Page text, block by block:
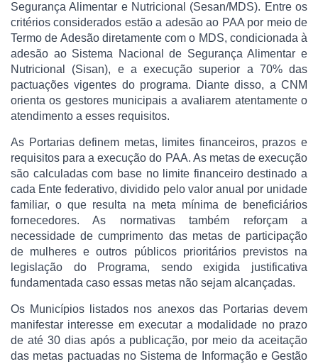
Segurança Alimentar e Nutricional (Sesan/MDS). Entre os
critérios considerados estão a adesão ao PAA por meio de
Termo de Adesão diretamente com o MDS, condicionada à
adesão ao Sistema Nacional de Segurança Alimentar e
Nutricional (Sisan), e a execução superior a 70% das
pactuações vigentes do programa. Diante disso, a CNM
orienta os gestores municipais a avaliarem atentamente o
atendimento a esses requisitos.
As Portarias definem metas, limites financeiros, prazos e
requisitos para a execução do PAA. As metas de execução
são calculadas com base no limite financeiro destinado a
cada Ente federativo, dividido pelo valor anual por unidade
familiar, o que resulta na meta mínima de beneficiários
fornecedores. As normativas também reforçam a
necessidade de cumprimento das metas de participação
de mulheres e outros públicos prioritários previstos na
legislação do Programa, sendo exigida justificativa
fundamentada caso essas metas não sejam alcançadas.
Os Municípios listados nos anexos das Portarias devem
manifestar interesse em executar a modalidade no prazo
de até 30 dias após a publicação, por meio da aceitação
das metas pactuadas no Sistema de Informação e Gestão